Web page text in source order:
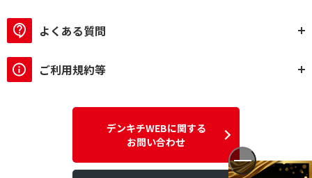
よくある質問
ご利用規約等
デンキチWEBに関する
お問い合わせ